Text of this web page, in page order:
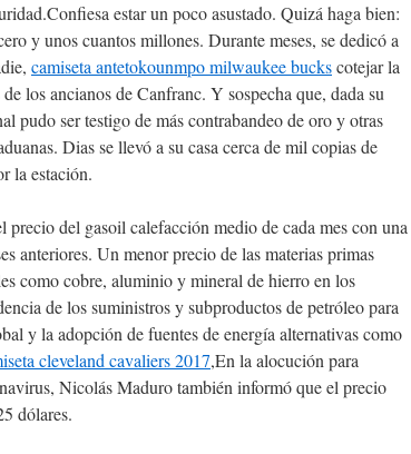
estar un poco asustado. Quizá haga bien:
y unos cuantos millones. Durante meses, se dedicó a
camiseta antetokounmpo milwaukee buckscotejar la
los ancianos de Canfranc. Y sospecha que, dada su
pudo ser testigo de más contrabandeo de oro y otras
Dias se llevó a su casa cerca de mil copias de
la estación.
del gasoil calefacción medio de cada mes con una
anteriores. Un menor precio de las materias primas
como cobre, aluminio y mineral de hierro en los
de los suministros y subproductos de petróleo para
y la adopción de fuentes de energía alternativas como
cleveland cavaliers 2017,En la alocución para
Nicolás Maduro también informó que el precio
dólares.